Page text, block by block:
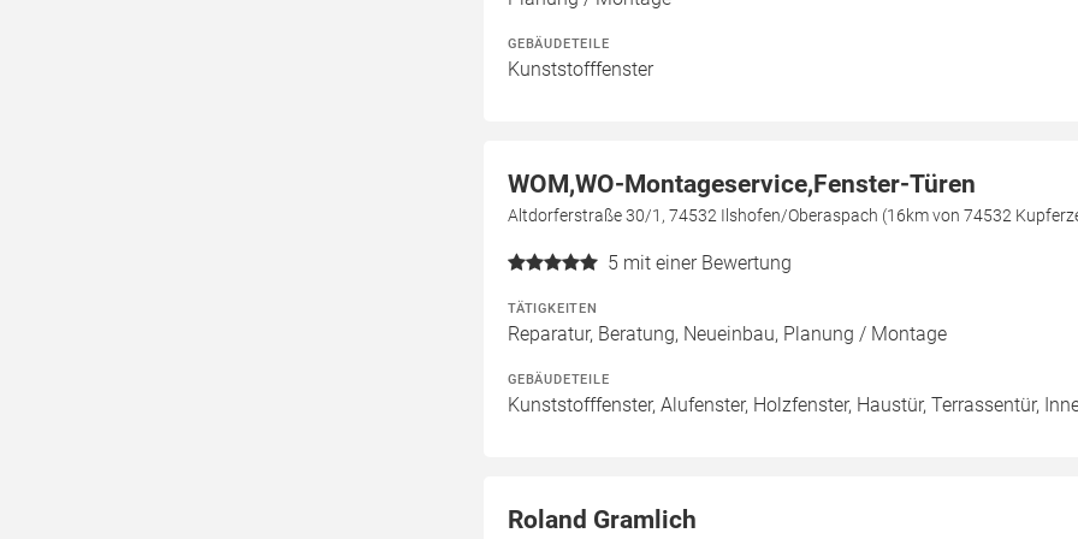
GEBÄUDETEILE
Kunststofffenster
WOM,WO-Montageservice,Fenster-Türen
Altdorferstraße 30/1, 74532 Ilshofen/Oberaspach (16km von 74532
5 mit einer Bewertung
TÄTIGKEITEN
Reparatur, Beratung, Neueinbau, Planung / Montage
GEBÄUDETEILE
Kunststofffenster, Alufenster, Holzfenster, Haustür, Terrassentür,
Roland Gramlich